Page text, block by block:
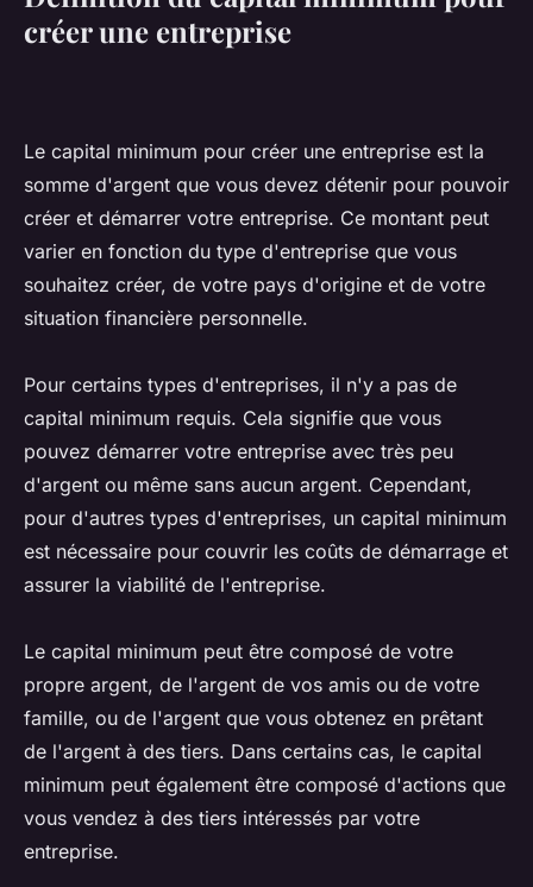
créer une entreprise
Le capital minimum pour créer une entreprise est la
somme d'argent que vous devez détenir pour pouvoir
créer et démarrer votre entreprise. Ce montant peut
varier en fonction du type d'entreprise que vous
souhaitez créer, de votre pays d'origine et de votre
situation financière personnelle.
Pour certains types d'entreprises, il n'y a pas de
capital minimum requis. Cela signifie que vous
pouvez démarrer votre entreprise avec très peu
d'argent ou même sans aucun argent. Cependant,
pour d'autres types d'entreprises, un capital minimum
est nécessaire pour couvrir les coûts de démarrage et
assurer la viabilité de l'entreprise.
Le capital minimum peut être composé de votre
propre argent, de l'argent de vos amis ou de votre
famille, ou de l'argent que vous obtenez en prêtant
de l'argent à des tiers. Dans certains cas, le capital
minimum peut également être composé d'actions que
vous vendez à des tiers intéressés par votre
entreprise.